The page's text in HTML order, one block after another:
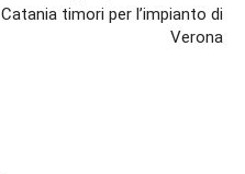
Catania timori per l’impianto di
Verona